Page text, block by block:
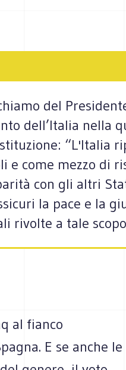
del
dell’Italia nella
“L'Italia
come mezzo di
con gli altri
la pace e la
rivolte a tale
al fianco
E se anche le